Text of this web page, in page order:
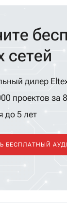
сетей
дилер
проектов за
до 5 лет
БЕСПЛАТНЫЙ